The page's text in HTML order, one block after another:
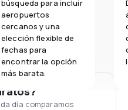
búsqueda para incluir
aeropuertos
cercanos y una
elección flexible de
fechas para
encontrar la opción
más barata.
día comparamos